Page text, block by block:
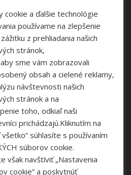
cookie a ďalšie technológie
používame na zlepšenie
z prehliadania našich
stránok,
sme vám zobrazovali
obsah a cielené reklamy,
návštevnosti našich
stránok a na
toho, odkiaľ naši
prichádzajú.Kliknutím na
všetko” súhlasíte s používaním
súborov cookie.
však navštíviť „Nastavenia
cookie” a poskytnúť